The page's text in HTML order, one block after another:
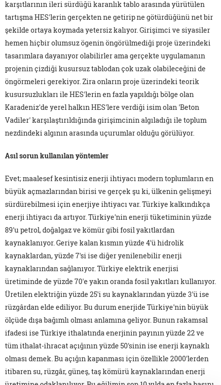
karşıtlarının ileri sürdüğü karanlık tablo arasında yürütülen
tartışma HES'lerin gerçekten ne getirip ne götürdüğünü net bir
şekilde ortaya koymada yetersiz kalıyor. Girişimci ve siyasiler
hemen hiçbir olumsuz ögenin öngörülmediği proje üzerindeki
tasarımlara dayanıyor olabilirler ama gerçekte uygulamanın
projenin çizdiği kusursuz tablodan çok uzak olabileceğini de
öngörmeleri gerekiyor. Zira onların proje üzerindeki teorik
kusursuzlukları ile HES'lerin en fazla yapıldığı bölge olan
Karadeniz'de yerel halkın HES'lere verdiği isim olan 'Beton
Vadiler' karşılaştırıldığında girişimcinin algıladığı ile toplum
nezdindeki algının arasında uçurumlar olduğu görülüyor.
Asıl sorun kullanılan yöntemler
Evet; maalesef kesintisiz enerji ihtiyacı modern toplumların en
büyük açmazlarından birisi ve gerçek şu ki, ülkenin gelişmeyi
sürdürebilmesi için enerjiye ihtiyacı var. Türkiye kalkındıkça
enerji ihtiyacı da artıyor. Türkiye'nin enerji tüketiminin yüzde
89'u petrol, doğalgaz ve kömür gibi fosil yakıtlardan
kaynaklanıyor. Geriye kalan kısmın yüzde 4'ü hidrolik
kaynaklardan, yüzde 7'si ise diğer yenilenebilir enerji
kaynaklarından sağlanıyor. Türkiye elektrik enerjisi
üretiminde de yüzde 70'e yakın oranda fosil yakıtları kullanıyor.
Üretilen elektriğin yüzde 25'i su kaynaklarından yüzde 3'ü ise
rüzgârdan elde ediliyor. Bu durum enerjide Türkiye'nin büyük
ölçüde dışa bağımlı olması anlamına geliyor. Bunun rakamsal
ifadesi ise Türkiye ithalatında enerjinin payının yüzde 22 ve
tüm ithalat-ihracat açığının yüzde 50'sinin ise enerji kaynaklı
olması demek. Bu açığın kapanması için özellikle 2000'lerden
itibaren su, rüzgâr, güneş, taş kömürü kaynaklarından enerji